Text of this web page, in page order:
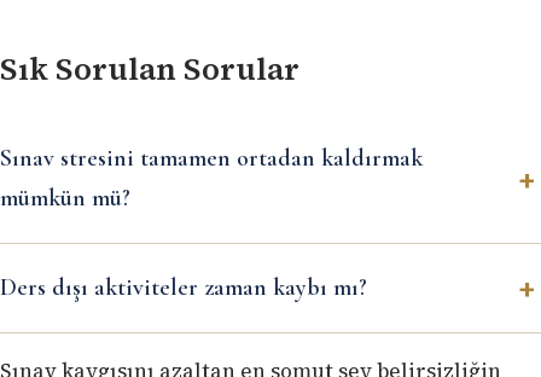
Sık Sorulan Sorular
Sınav stresini tamamen ortadan kaldırmak
mümkün mü?
Ders dışı aktiviteler zaman kaybı mı?
Sınav kaygısını azaltan en somut şey belirsizliğin